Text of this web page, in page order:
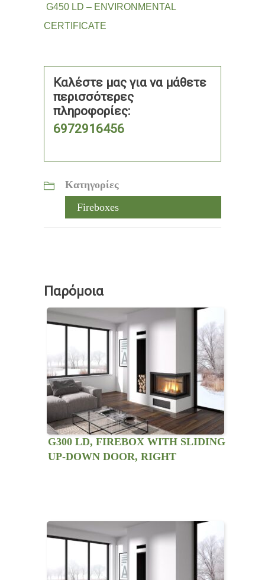
G450 LD – ENVIRONMENTAL
CERTIFICATE
Καλέστε μας για να μάθετε
περισσότερες
πληροφορίες:
6972916456
Κατηγορίες
Fireboxes
Παρόμοια
G300 LD, FIREBOX WITH SLIDING
UP-DOWN DOOR, RIGHT